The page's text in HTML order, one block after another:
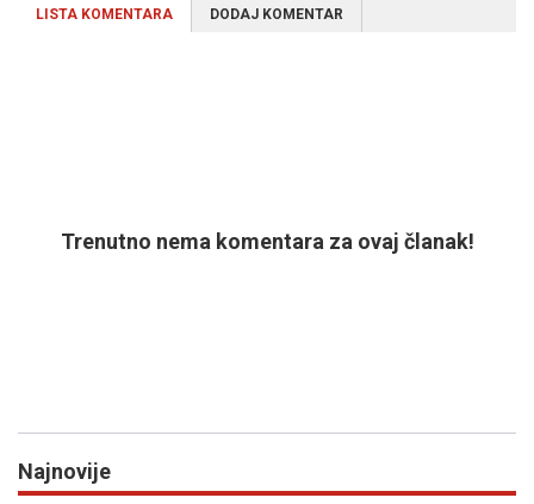
LISTA KOMENTARA DODAJ KOMENTAR
Trenutno nema komentara za ovaj članak!
Najnovije